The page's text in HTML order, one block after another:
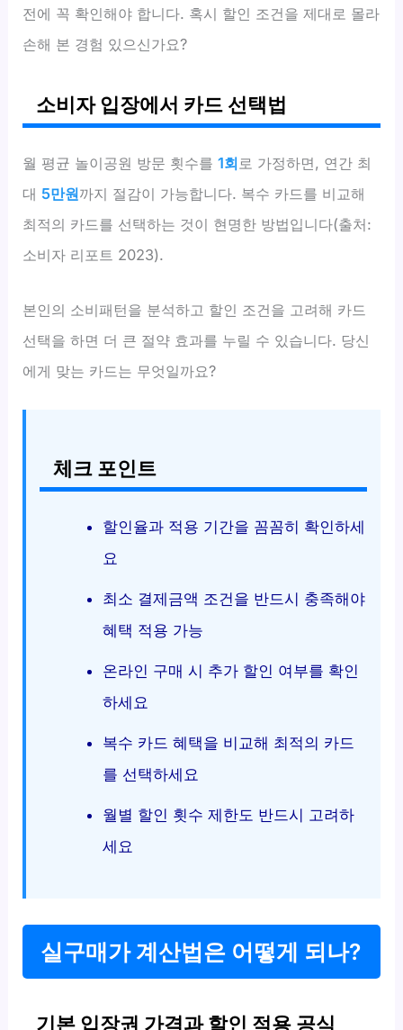
전에 꼭 확인해야 합니다. 혹시 할인 조건을 제대로 몰라
손해 본 경험 있으신가요?
소비자 입장에서 카드 선택법
월 평균 놀이공원 방문 횟수를1회로 가정하면, 연간 최
대 5만원까지 절감이 가능합니다. 복수 카드를 비교해
최적의 카드를 선택하는 것이 현명한 방법입니다(출처:
소비자 리포트 2023).
본인의 소비패턴을 분석하고 할인 조건을 고려해 카드
선택을 하면 더 큰 절약 효과를 누릴 수 있습니다. 당신
에게 맞는 카드는 무엇일까요?
체크 포인트
할인율과 적용 기간을 꼼꼼히 확인하세
요
최소 결제금액 조건을 반드시 충족해야
혜택 적용 가능
온라인 구매 시 추가 할인 여부를 확인
하세요
복수 카드 혜택을 비교해 최적의 카드
를 선택하세요
월별 할인 횟수 제한도 반드시 고려하
세요
실구매가 계산법은 어떻게 되나?
기본 입장권 가격과 할인 적용 공식